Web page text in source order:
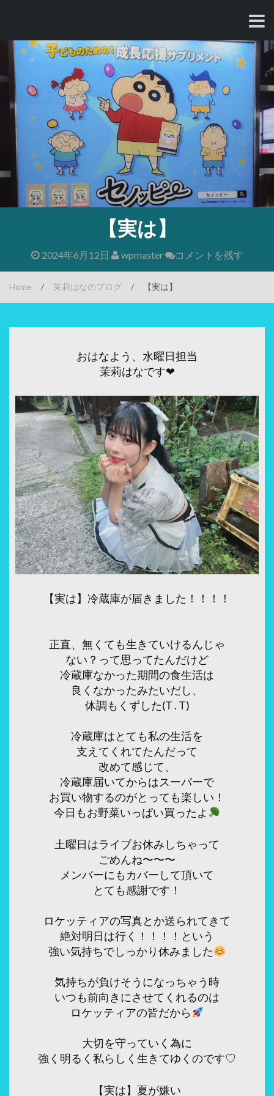
テ
へ
ス
キ
【実は】
2024年6月12日 wpmaster コメントを残す
Home / 茉莉はなのブログ / 【実は】
おはなよう、水曜日担当
茉莉はなです❤︎
【実は】冷蔵庫が届きました！！！！
正直、無くても生きていけるんじゃ
ない？って思ってたんだけど
冷蔵庫なかった期間の食生活は
良くなかったみたいだし、
体調もくずした(T . T)
冷蔵庫はとても私の生活を
支えてくれてたんだって
改めて感じて、
冷蔵庫届いてからはスーパーで
お買い物するのがとっても楽しい！
今日もお野菜いっぱい買ったよ
土曜日はライブお休みしちゃって
ごめんね〜〜〜
メンバーにもカバーして頂いて
とても感謝です！
ロケッティアの写真とか送られてきて
絶対明日は行く！！！！という
強い気持ちでしっかり休みました
気持ちが負けそうになっちゃう時
いつも前向きにさせてくれるのは
ロケッティアの皆だから
大切を守っていく為に
強く明るく私らしく生きてゆくのです♡
【実は】夏が嫌い